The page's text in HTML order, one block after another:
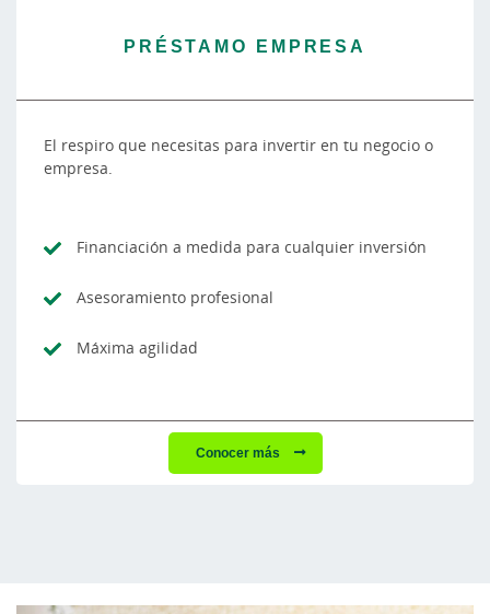
PRÉSTAMO EMPRESA
El respiro que necesitas para invertir en tu negocio o
empresa.
Financiación a medida para cualquier inversión
Asesoramiento profesional
Máxima agilidad
Conocer más